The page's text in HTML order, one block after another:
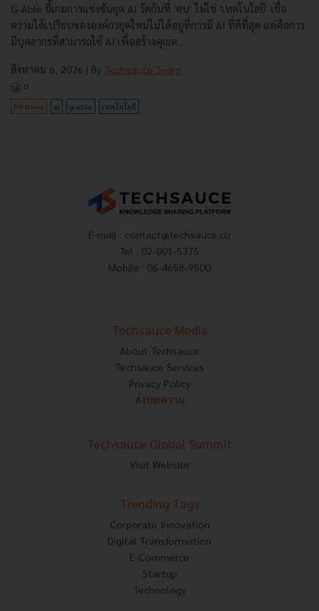
G-Able ชี้เกมการแข่งขันยุค AI วัดกันที่ 'คน' ไม่ใช่ 'เทคโนโลยี' เชื่อ
ความได้เปรียบขององค์กรยุคใหม่ไม่ได้อยู่ที่การมี AI ที่ดีที่สุด แต่คือการ
มีบุคลากรที่สามารถใช้ AI เพื่อสร้างคุณค...
สิงหาคม 6, 2026 | By Techsauce Team
0
PR News ai g-able เทคโนโลยี
E-mail : contact@techsauce.co
Tel : 02-001-5375
Mobile : 06-4658-9500
Techsauce Media
About Techsauce
Techsauce Services
Privacy Policy
ส่งบทความ
Techsauce Global Summit
Visit Website
Trending Tags
Corporate Innovation
Digital Transformation
E-Commerce
Startup
Technology